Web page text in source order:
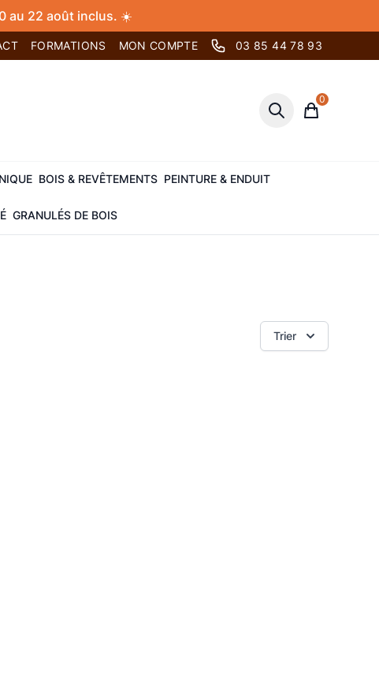
au 22 août inclus. ☀️
FORMATIONS MON COMPTE 03 85 44 78 93
Panier
0
BOIS & REVÊTEMENTS PEINTURE & ENDUIT
GRANULÉS DE BOIS
Trier